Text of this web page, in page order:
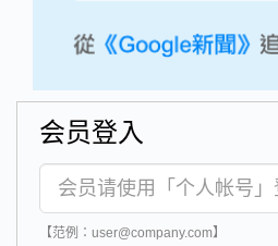
会员登入
【范例：user@company.com】